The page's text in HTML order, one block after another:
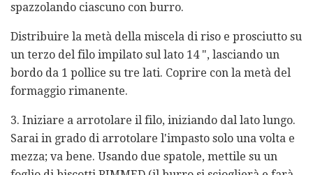
spazzolando ciascuno con burro.
Distribuire la metà della miscela di riso e prosciutto su
un terzo del filo impilato sul lato 14 ", lasciando un
bordo da 1 pollice su tre lati. Coprire con la metà del
formaggio rimanente.
3. Iniziare a arrotolare il filo, iniziando dal lato lungo.
Sarai in grado di arrotolare l'impasto solo una volta e
mezza; va bene. Usando due spatole, mettile su un